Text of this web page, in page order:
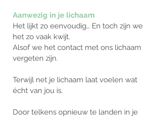
Aanwezig in je lichaam
Het lijkt zo eenvoudig… En toch zijn we
het zo vaak kwijt.
Alsof we het contact met ons lichaam
vergeten zijn.
Terwijl net je lichaam laat voelen wat
écht van jou is.
Door telkens opnieuw te landen in je